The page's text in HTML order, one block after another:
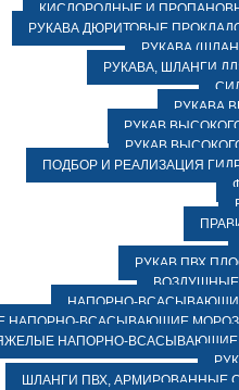
КИСЛОРОДНЫЕ И
РУКАВА ДЮРИТОВЫЕ
РУКАВА
РУКАВА, ШЛАНГИ
РУКАВА
РУКАВ
РУКАВ
ПОДБОР И РЕАЛИЗАЦИЯ
РУКАВ ПВХ
НАПОРНО-
НАПОРНО-ВСАСЫВАЮЩИЕ
НАПОРНО-ВСАСЫВАЮЩИЕ
ШЛАНГИ ПВХ, АРМИРОВАННЫЕ